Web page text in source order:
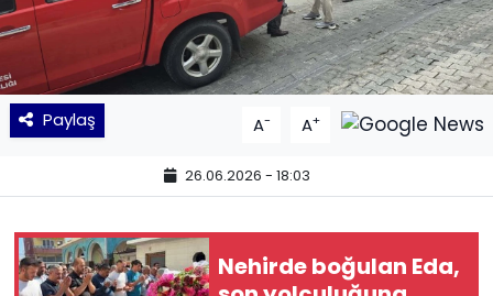
Paylaş A- A+
26.06.2026 - 18:03
Nehirde boğulan Eda,
KÜLTÜR SANAT
MAGAZİN
Siyaset